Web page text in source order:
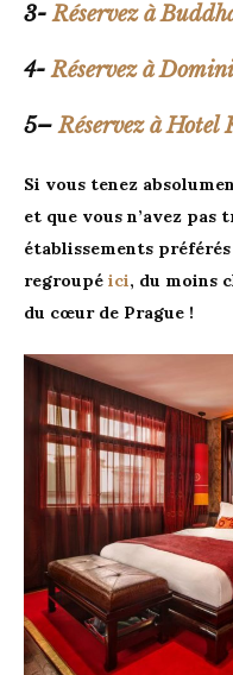
3-Réservez à
4- Réservez à
5– Réservez à Hotel
Si vous tenez
et que vous n’avez pas
établissements
regroupé ici, du moins
du cœur de Prague !